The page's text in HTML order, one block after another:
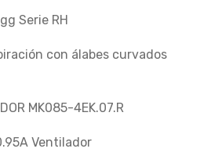
Serie RH
con álabes curvados
MK085-4EK.07.R
Ventilador